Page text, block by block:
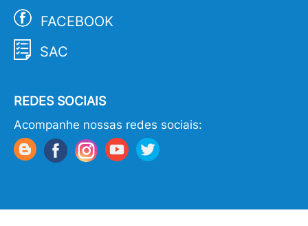
FACEBOOK
SAC
REDES SOCIAIS
Acompanhe nossas redes sociais: